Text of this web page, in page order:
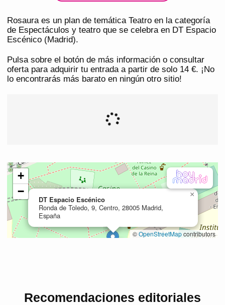
Rosaura es un plan de temática Teatro en la categoría
de Espectáculos y teatro que se celebra en DT Espacio
Escénico (Madrid).
Pulsa sobre el botón de más información o consultar
oferta para adquirir tu entrada a partir de solo 14 €. ¡No
lo encontrarás más barato en ningún otro sitio!
Recomendaciones editoriales